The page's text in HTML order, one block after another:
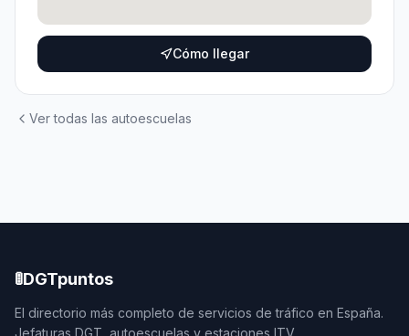
Cómo llegar
Ver todas las autoescuelas
🚦DGTpuntos
El directorio más completo de servicios de tráfico en España.
Jefaturas DGT, autoescuelas y estaciones ITV.